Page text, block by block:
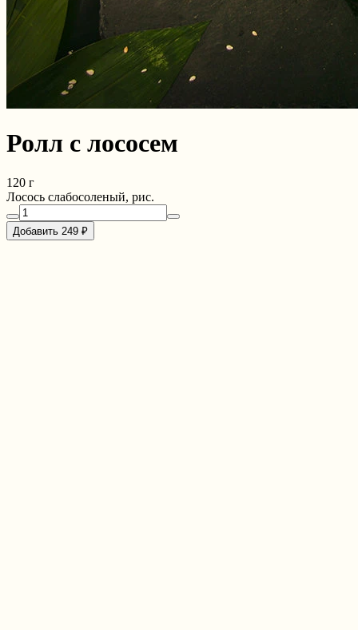
Ролл с лососем
120 г
Лосось слабосоленый, рис.
Добавить 249 ₽